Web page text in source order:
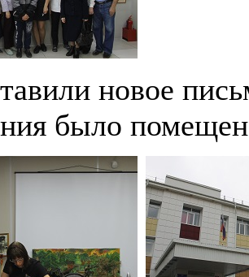
новое
было